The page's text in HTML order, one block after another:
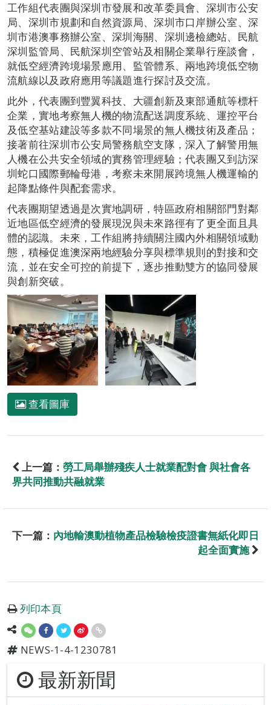
工作組代表團與深圳市發展和改革委員會、深圳市公安
局、深圳市規劃和自然資源局、深圳市口岸辦公室、深
圳市港澳事務辦公室、深圳海關、深圳邊檢總站、民航
深圳監管局、民航深圳空管站及相關企業舉行座談會，
就低空經濟跨境場景應用、監管體系、兩地跨境低空物
流航線以及政府應用等議題進行探討及交流。
此外，代表團到豐翼科技、大疆創新及東部通航等標杆
企業，實地考察無人機的物流配送調度系統、運控平台
及低空基站建設等多款不同場景的無人機技術及產品；
接著前往深圳市公安局警務航空支隊，深入了解警用無
人機在公共安全領域的實務管理經驗；代表團又到訪深
圳蛇口國際郵輪母港，考察未來開展跨境無人機運輸的
起降點條件與配套需求。
代表團期望透過是次實地調研，特區政府相關部門對鄰
近地區低空經濟的發展現況與未來路徑有了更全面且具
體的認識。未來，工作組將持續關注國內外相關領域動
態，積極促進澳深兩地經驗分享與標準規則的對接和交
流，並在安全可控的前提下，逐步推動雙方的協同發展
與創新突破。
查看圖庫
上一篇： 勞工局舉辦殘疾人士就業配對會 與社會各
界共同推動共融就業
下一篇： 內地輸澳動植物產品檢驗檢疫證書無紙化即日
起全面實施
列印本頁
NEWS-1-4-1230781
最新新聞